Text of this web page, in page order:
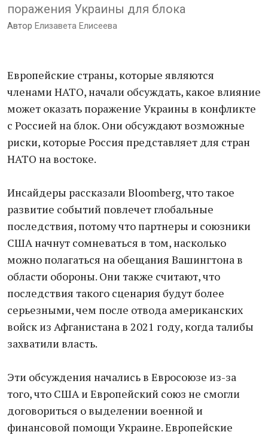
поражения Украины для блока
Автор Елизавета Елисеева
Европейские страны, которые являются
членами НАТО, начали обсуждать, какое влияние
может оказать поражение Украины в конфликте
с Россией на блок. Они обсуждают возможные
риски, которые Россия представляет для стран
НАТО на востоке.
Инсайдеры рассказали Bloomberg, что такое
развитие событий повлечет глобальные
последствия, потому что партнеры и союзники
США начнут сомневаться в том, насколько
можно полагаться на обещания Вашингтона в
области обороны. Они также считают, что
последствия такого сценария будут более
серьезными, чем после отвода американских
войск из Афганистана в 2021 году, когда талибы
захватили власть.
Эти обсуждения начались в Евросоюзе из-за
того, что США и Европейский союз не смогли
договориться о выделении военной и
финансовой помощи Украине. Европейские